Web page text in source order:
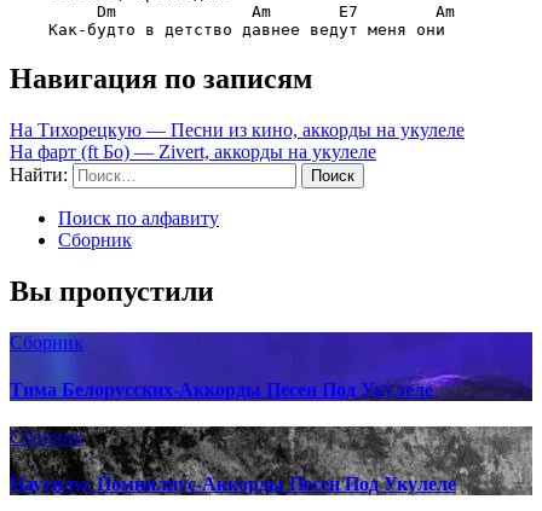
Dm              Am       E7        Am
Навигация по записям
На Тихорецкую — Песни из кино, аккорды на укулеле
На фарт (ft Бо) — Zivert, аккорды на укулеле
Найти:
Поиск по алфавиту
Сборник
Вы пропустили
Сборник
Тима Белорусских-Аккорды Песен Под Укулеле
Сборник
Наутилус Помпилиус-Аккорды Песен Под Укулеле